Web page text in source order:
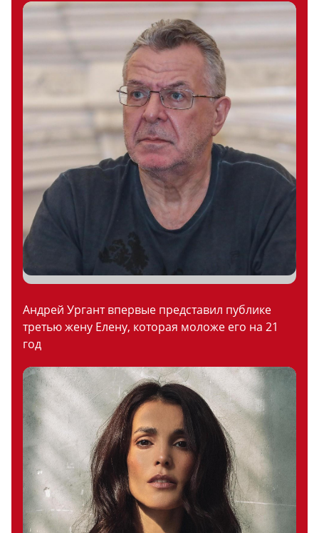
Андрей Ургант впервые представил публике
третью жену Елену, которая моложе его на 21
год